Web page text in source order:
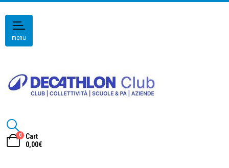
menu
0
Cart
0,00€